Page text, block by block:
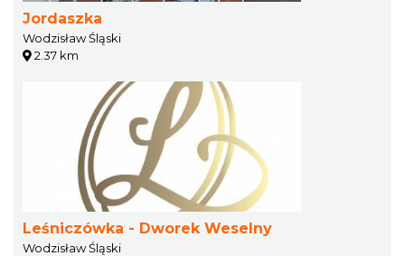
Jordaszka
Wodzisław Śląski
2.37 km
Leśniczówka - Dworek Weselny
Wodzisław Śląski